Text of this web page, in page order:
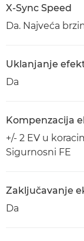
X-Sync Speed
Da. Najveća
Uklanjanje
Da
Kompenzacija
+/- 2 EV u
Sigurnosni FE
Zaključavanje
Da